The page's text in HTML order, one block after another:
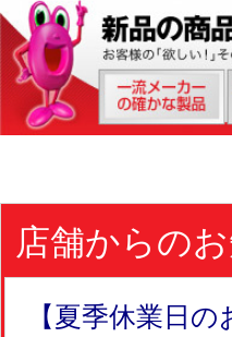
店舗からの
【夏季休業日の